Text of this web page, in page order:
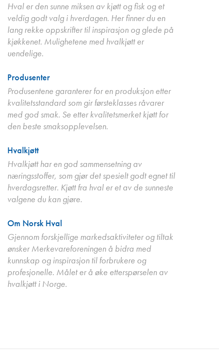
Hval er den sunne miksen av kjøtt og fisk og et
veldig godt valg i hverdagen. Her finner du en
lang rekke oppskrifter til inspirasjon og glede på
kjøkkenet. Mulighetene med hvalkjøtt er
uendelige.
Produsenter
Produsentene garanterer for en produksjon etter
kvalitetsstandard som gir førsteklasses råvarer
med god smak. Se etter kvalitetsmerket kjøtt for
den beste smaksopplevelsen.
Hvalkjøtt
Hvalkjøtt har en god sammensetning av
næringsstoffer, som gjør det spesielt godt egnet til
hverdagsretter. Kjøtt fra hval er et av de sunneste
valgene du kan gjøre.
Om Norsk Hval
Gjennom forskjellige markedsaktiviteter og tiltak
ønsker Merkevareforeningen å bidra med
kunnskap og inspirasjon til forbrukere og
profesjonelle. Målet er å øke etterspørselen av
hvalkjøtt i Norge.